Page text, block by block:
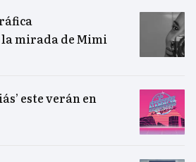
mirada de Mimi
este verán en